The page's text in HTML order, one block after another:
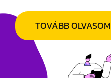
TOVÁBB OLVASOM